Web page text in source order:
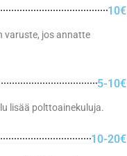
10€
varuste, jos annatte
5-10€
lisää polttoainekuluja.
10-20€